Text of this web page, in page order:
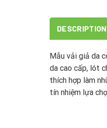
DESCRIPTION
Mẫu vải giả da
da cao cấp, lót
thích hợp làm
tín nhiệm lựa